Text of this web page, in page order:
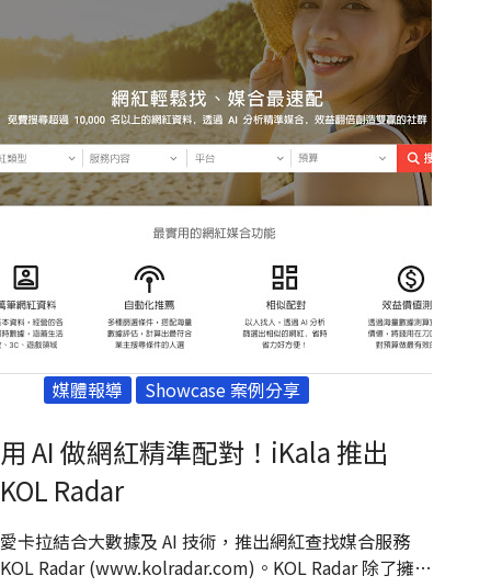
越南語教學，近日也被評選為日本 YouTuber 的後起新
星。
媒體報導 Showcase 案例分享
用 AI 做網紅精準配對！iKala 推出
KOL Radar
愛卡拉結合大數據及 AI 技術，推出網紅查找媒合服務
KOL Radar (www.kolradar.com)。KOL Radar 除了擁有